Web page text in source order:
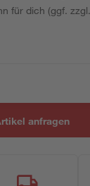
für dich (ggf. zzgl.
anfragen